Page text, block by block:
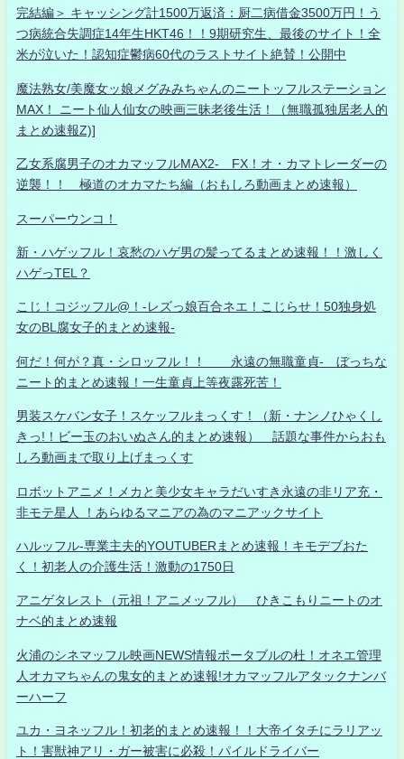
完結編＞ キャッシング計1500万返済：厨二病借金3500万円！う
つ病統合失調症14年生HKT46！！9期研究生、最後のサイト！全
米が泣いた！認知症鬱病60代のラストサイト絶賛！公開中
魔法熟女/美魔女ッ娘メグみみちゃんのニートッフルステーション
MAX！ ニート仙人仙女の映画三昧老後生活！（無職孤独居老人的
まとめ速報Z)]
乙女系腐男子のオカマッフルMAX2- FX！オ・カマトレーダーの
逆襲！！ 極道のオカマたち編（おもしろ動画まとめ速報）
スーパーウンコ！
新・ハゲッフル！哀愁のハゲ男の髪ってるまとめ速報！！激しく
ハゲっTEL？
こじ！コジッフル@！-レズっ娘百合ネエ！こじらせ！50独身処
女のBL腐女子的まとめ速報-
何だ！何が？真・シロッフル！！ 永遠の無職童貞- ぼっちな
ニート的まとめ速報！一生童貞上等夜露死苦！
男装スケバン女子！スケッフルまっくす！（新・ナンノひゃくし
きっ!！ビー玉のおいぬさん的まとめ速報） 話題な事件からおも
しろ動画まで取り上げまっくす
ロボットアニメ！メカと美少女キャラだいすき永遠の非リア充・
非モテ星人 ！あらゆるマニアの為のマニアックサイト
ハルッフル-専業主夫的YOUTUBERまとめ速報！キモデブおた
く！初老人の介護生活！激動の1750日
アニゲタレスト（元祖！アニメッフル） ひきこもりニートのオ
ナベ的まとめ速報
火浦のシネマッフル映画NEWS情報ポータブルの杜！オネエ管理
人オカマちゃんの鬼女的まとめ速報!オカマッフルアタックナンバ
ーハーフ
ユカ・ヨネッフル！初老的まとめ速報！！大帝イタチにラリアッ
ト！害獣神アリ・ガー被害に必殺！パイルドライバー